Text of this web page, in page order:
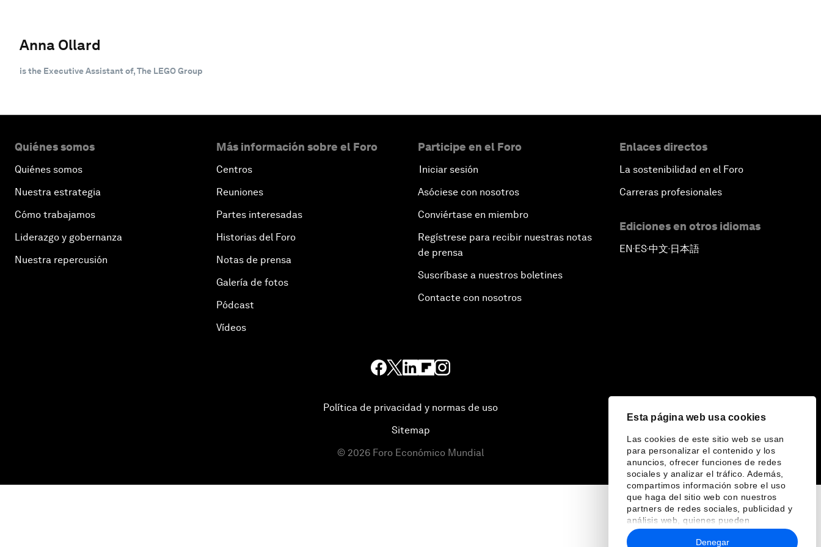
Esta página web usa cookies
Las cookies de este sitio web se usan
para personalizar el contenido y los
anuncios, ofrecer funciones de redes
sociales y analizar el tráfico. Además,
compartimos información sobre el uso
que haga del sitio web con nuestros
partners de redes sociales, publicidad y
análisis web, quienes pueden
combinarla con otra información que les
haya proporcionado o que hayan
Denegar
Anna Ollard
is the Executive Assistant of, The LEGO Group
Quiénes somos
Quiénes somos
Nuestra estrategia
Cómo trabajamos
Liderazgo y gobernanza
Nuestra repercusión
Más información sobre el Foro
Centros
Reuniones
Partes interesadas
Historias del Foro
Notas de prensa
Galería de fotos
Pódcast
Vídeos
Participe en el Foro
Iniciar sesión
Asóciese con nosotros
Conviértase en miembro
Regístrese para recibir nuestras notas
de prensa
Suscríbase a nuestros boletines
Contacte con nosotros
Enlaces directos
La sostenibilidad en el Foro
Carreras profesionales
Ediciones en otros idiomas
EN▪ES▪中文▪ 日本語
Política de privacidad y normas de uso
Sitemap
© 2026 Foro Económico Mundial